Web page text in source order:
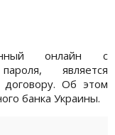
онлайн с
является
Об этом
банка Украины.